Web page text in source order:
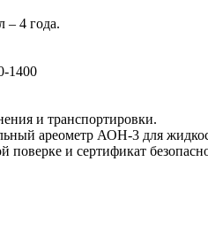
– 4 года.
1400
и транспортировки.
ареометр АОН-3 для
поверке и сертификат